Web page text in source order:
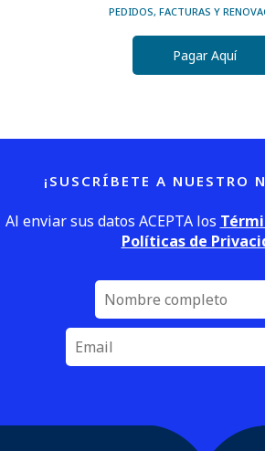
PEDIDOS, FACTURAS Y
Pagar Aquí
¡SUSCRÍBETE A NUESTRO
Al enviar sus datos ACEPTA los
Políticas de